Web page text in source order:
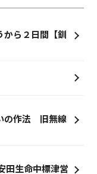
ら２日間【釧
の作法 旧無線
田生命中標津営